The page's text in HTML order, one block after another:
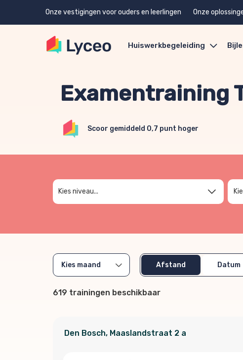
Onze vestigingen voor ouders en leerlingen Onze
Huiswerkbegeleiding
Examentraining
Scoor gemiddeld 0,7 punt hoger
Kies niveau
Afstand Datum
619 trainingen beschikbaar
Den Bosch, Maaslandstraat 2 a